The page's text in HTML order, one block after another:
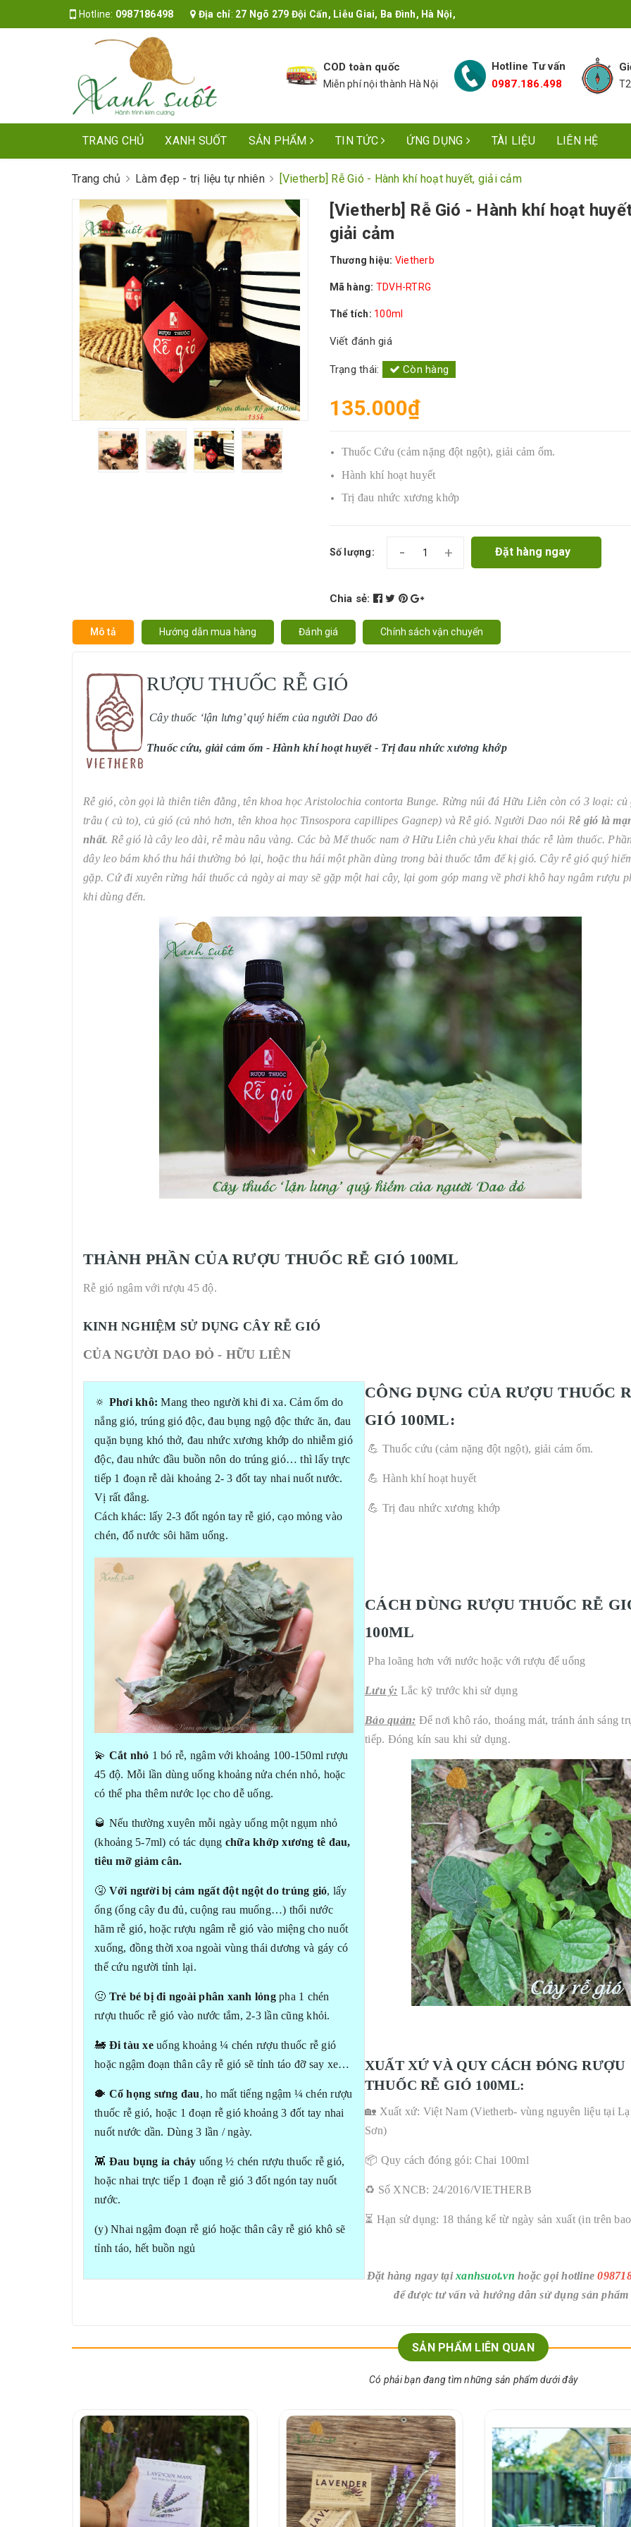
Hotline: 0987186498 Địa chỉ: 27 Ngõ 279 Đội Cấn, Liễu Giai, Ba Đình, Hà Nội,
COD toàn quốc
Miễn phí nội thành Hà Nội
Hotline Tư vấn
0987.186.498
TRANG CHỦ XANH SUỐT SẢN PHẨM TIN TỨC ỨNG DỤNG TÀI LIỆU LIÊN HỆ
Trang chủ Làm đẹp - trị liệu tự nhiên [Vietherb] Rễ Gió - Hành khí hoạt huyết, giải cảm
[Vietherb] Rễ Gió - Hành khí hoạt
giải cảm
Thương hiệu: Vietherb
Mã hàng: TDVH-RTRG
Thể tích: 100ml
Viết đánh giá
Trạng thái: Còn hàng
135.000₫
Thuốc Cứu (cảm nặng đột ngột), giải cảm ốm.
Hành khí hoạt huyết
Trị đau nhức xương khớp
Số lượng: - + Đặt hàng ngay
Chia sẻ:
Mô tả Hướng dẫn mua hàng Đánh giá Chính sách vận chuyển
RƯỢU THUỐC RỄ GIÓ
Cây thuốc ‘lận lưng’ quý hiếm của người Dao đỏ
Thuốc cứu, giải cảm ốm - Hành khí hoạt huyết - Trị đau nhức xương khớp
Rễ gió, còn gọi là thiên tiên đằng, tên khoa học Aristolochia contorta Bunge. Rừng núi đá Hữu Liên còn có 3 loại: củ
trâu ( củ to), củ gió (củ nhỏ hơn, tên khoa học Tinsospora capillipes Gagnep) và Rễ gió. Người Dao nói Rễ gió là
nhất. Rễ gió là cây leo dài, rễ màu nâu vàng. Các bà Mế thuốc nam ở Hữu Liên chủ yếu khai thác rễ làm thuốc.
dây leo bám khó thu hái thường bỏ lại, hoặc thu hái một phần dùng trong bài thuốc tắm để kị gió. Cây rễ gió quý
gặp. Cứ đi xuyên rừng hái thuốc cả ngày ai may sẽ gặp một hai cây, lại gom góp mang về phơi khô hay ngâm rượu
khi dùng đến.
THÀNH PHẦN CỦA RƯỢU THUỐC RỄ GIÓ 100ML
Rễ gió ngâm với rượu 45 độ.
KINH NGHIỆM SỬ DỤNG CÂY RỄ GIÓ
CỦA NGƯỜI DAO ĐỎ - HỮU LIÊN
️🔅 Phơi khô: Mang theo người khi đi xa. Cảm ốm do
nắng gió, trúng gió độc, đau bụng ngộ độc thức ăn, đau
quặn bụng khó thở, đau nhức xương khớp do nhiễm gió
độc, đau nhức đầu buồn nôn do trúng gió… thì lấy trực
tiếp 1 đoạn rễ dài khoảng 2- 3 đốt tay nhai nuốt nước.
Vị rất đắng.
Cách khác: lấy 2-3 đốt ngón tay rễ gió, cạo mỏng vào
chén, đổ nước sôi hãm uống.
💫 Cắt nhỏ 1 bó rễ, ngâm với khoảng 100-150ml rượu
45 độ. Mỗi lần dùng uống khoảng nửa chén nhỏ, hoặc
có thể pha thêm nước lọc cho dễ uống.
🥃 Nếu thường xuyên mỗi ngày uống một ngụm nhỏ
(khoảng 5-7ml) có tác dụng chữa khớp xương tê đau,
tiêu mỡ giảm cân.
🤧 Với người bị cảm ngất đột ngột do trúng gió, lấy
ống (ống cây đu đủ, cuộng rau muống…) thổi nước
hãm rễ gió, hoặc rượu ngâm rễ gió vào miệng cho nuốt
xuống, đồng thời xoa ngoài vùng thái dương và gáy có
thể cứu người tỉnh lại.
🤢 Trẻ bé bị đi ngoài phân xanh lỏngpha 1 chén
rượu thuốc rễ gió vào nước tắm, 2-3 lần cũng khỏi.
🚂 Đi tàu xe uống khoảng ¼ chén rượu thuốc rễ gió
hoặc ngậm đoạn thân cây rễ gió sẽ tỉnh táo đỡ say xe…
🐡 Cổ họng sưng đau, ho mất tiếng ngậm ¼ chén rượu
thuốc rễ gió, hoặc 1 đoạn rễ gió khoảng 3 đốt tay nhai
nuốt nước dần. Dùng 3 lần / ngày.
👾 Đau bụng ỉa chảy uống ½ chén rượu thuốc rễ gió,
hoặc nhai trực tiếp 1 đoạn rễ gió 3 đốt ngón tay nuốt
nước.
(y) Nhai ngậm đoạn rễ gió hoặc thân cây rễ gió khô sẽ
tỉnh táo, hết buồn ngủ
CÔNG DỤNG CỦA RƯỢU THUỐC
GIÓ 100ML:
💪 Thuốc cứu (cảm nặng đột ngột), giải cảm ốm.
💪 Hành khí hoạt huyết
💪 Trị đau nhức xương khớp
CÁCH DÙNG RƯỢU THUỐC RỄ
100ML
Pha loãng hơn với nước hoặc với rượu để uống
Lưu ý: Lắc kỹ trước khi sử dụng
Bảo quản: Để nơi khô ráo, thoáng mát, tránh ánh sáng
tiếp. Đóng kín sau khi sử dụng.
XUẤT XỨ VÀ QUY CÁCH ĐÓNG RƯỢU
THUỐC RỄ GIÓ 100ML:
🏡 Xuất xứ: Việt Nam (Vietherb- vùng nguyên liệu tại
Sơn)
📦 Quy cách đóng gói: Chai 100ml
♻️ Số XNCB: 24/2016/VIETHERB
⏳ Hạn sử dụng: 18 tháng kể từ ngày sản xuất (in trên
Đặt hàng ngay tạixanhsuot.vn hoặc gọi hotline
để được tư vấn và hướng dẫn sử dụng sản phẩm
SẢN PHẨM LIÊN QUAN
Có phải bạn đang tìm những sản phẩm dưới đây